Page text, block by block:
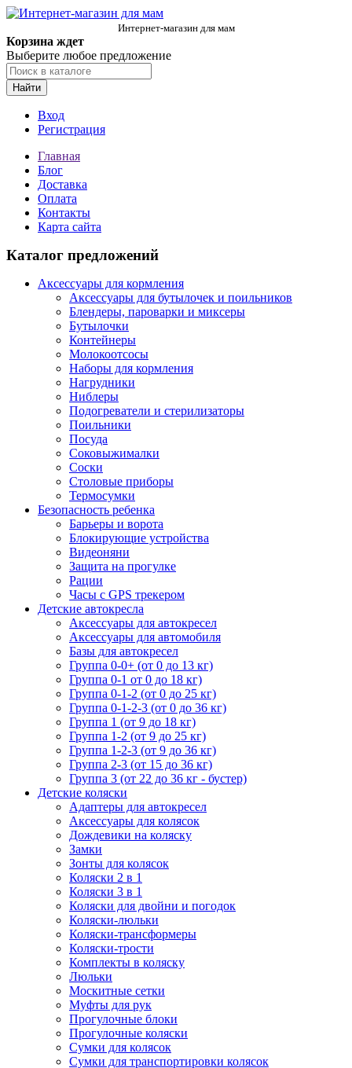
Интернет-магазин для мам
Корзина ждет
Выберите любое предложение
Найти
Вход
Регистрация
Главная
Блог
Доставка
Оплата
Контакты
Карта сайта
Каталог предложений
Аксессуары для кормления
Аксессуары для бутылочек и поильников
Блендеры, пароварки и миксеры
Бутылочки
Контейнеры
Молокоотсосы
Наборы для кормления
Нагрудники
Ниблеры
Подогреватели и стерилизаторы
Поильники
Посуда
Соковыжималки
Соски
Столовые приборы
Термосумки
Безопасность ребенка
Барьеры и ворота
Блокирующие устройства
Видеоняни
Защита на прогулке
Рации
Часы с GPS трекером
Детские автокресла
Аксессуары для автокресел
Аксессуары для автомобиля
Базы для автокресел
Группа 0-0+ (от 0 до 13 кг)
Группа 0-1 от 0 до 18 кг)
Группа 0-1-2 (от 0 до 25 кг)
Группа 0-1-2-3 (от 0 до 36 кг)
Группа 1 (от 9 до 18 кг)
Группа 1-2 (от 9 до 25 кг)
Группа 1-2-3 (от 9 до 36 кг)
Группа 2-3 (от 15 до 36 кг)
Группа 3 (от 22 до 36 кг - бустер)
Детские коляски
Адаптеры для автокресел
Аксессуары для колясок
Дождевики на коляску
Замки
Зонты для колясок
Коляски 2 в 1
Коляски 3 в 1
Коляски для двойни и погодок
Коляски-люльки
Коляски-трансформеры
Коляски-трости
Комплекты в коляску
Люльки
Москитные сетки
Муфты для рук
Прогулочные блоки
Прогулочные коляски
Сумки для колясок
Сумки для транспортировки колясок